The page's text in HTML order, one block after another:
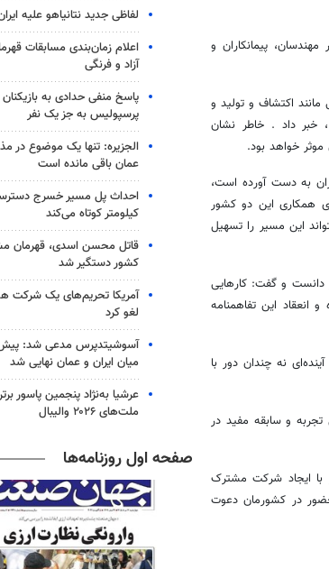
حاضر مهندسان، پیمانکاران و
اکتشاف و تولید و
خبر داد . خاطر نشان
خواهد بود.
به دست آورده است،
همکاری این دو کشور
این مسیر را تسهیل
دانست و گفت: کارهایی
این تفاهمنامه
نه چندان دور با
نفت ایران برای حضور در اکوادور، تاکید کرد: ایران با بیش از 100 سال تجربه و سابقه مفید در
با ایجاد شرکت مشترک
در کشورمان دعوت
لفاظی جدید نتانیاهو علیه
اعلام زمان‌بندی مسابقات
آزاد و فرنگی
پاسخ منفی حدادی به بازیکنان
پرسپولیس به جز یک نفر
الجزیره: تنها یک موضوع در
عمان باقی مانده است
کیلومتر کوتاه می‌کند
قاتل محسن اسدی، قهرمان
کشور دستگیر شد
آمریکا تحریم‌های یک شرکت
لغو کرد
آسوشیتدپرس مدعی شد:
میان ایران و عمان نهایی شد
عرشیا به‌نژاد پنجمین پاسور
ملت‌های ۲۰۲۶ والیبال
صفحه اول روزنامه‌ها